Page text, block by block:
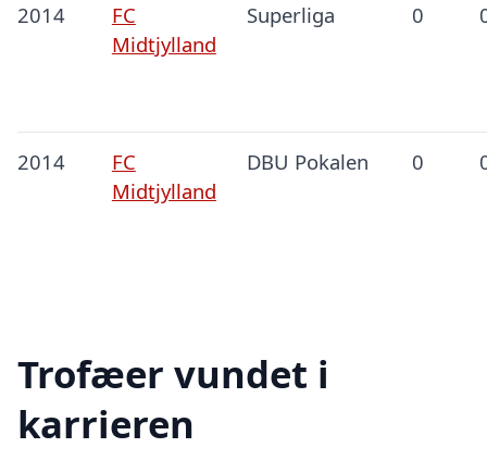
2014
FC
Midtjylland
Superliga 0
2014
FC
Midtjylland
DBU Pokalen 0
Trofæer vundet i
karrieren